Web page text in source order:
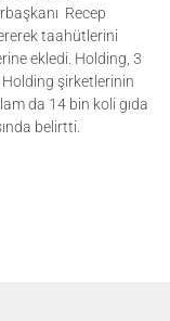
Recep
taahütlerini
ekledi. Holding, 3
Holding şirketlerinin
da 14 bin koli gıda
belirtti.